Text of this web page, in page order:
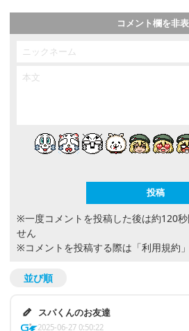
コメント欄を非
※一度コメントを投稿した後は約120
せん
※コメントを投稿する際は 「利用規約」
並び順
スパくんのお友達
2025-06-27 0:50:22